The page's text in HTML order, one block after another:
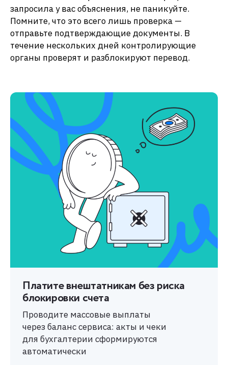
запросила у вас объяснения, не паникуйте.
Помните, что это всего лишь проверка —
отправьте подтверждающие документы. В
течение нескольких дней контролирующие
органы проверят и разблокируют перевод.
Платите внештатникам без риска
блокировки счета
Проводите массовые выплаты
через баланс сервиса: акты и чеки
для бухгалтерии сформируются
автоматически